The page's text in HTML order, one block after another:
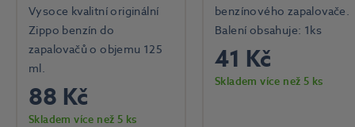
Vysoce kvalitní originální
Zippo benzín do
zapalovačů o objemu 125
ml.
88 Kč
Skladem více než 5 ks
benzínového zapalovače.
Balení obsahuje: 1ks
41 Kč
Skladem více než 5 ks